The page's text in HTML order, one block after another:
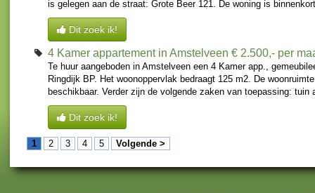
is gelegen aan de straat: Grote Beer 121. De woning is
Dit zoek ik!
4 Kamer appartement in Amstelveen € 2.500,- per
Te huur aangeboden in Amstelveen een 4 Kamer app.,
Ringdijk BP. Het woonoppervlak bedraagt 125 m2. De
beschikbaar. Verder zijn de volgende zaken van toepassing: tuin
Dit zoek ik!
1 2 3 4 5 Volgende >